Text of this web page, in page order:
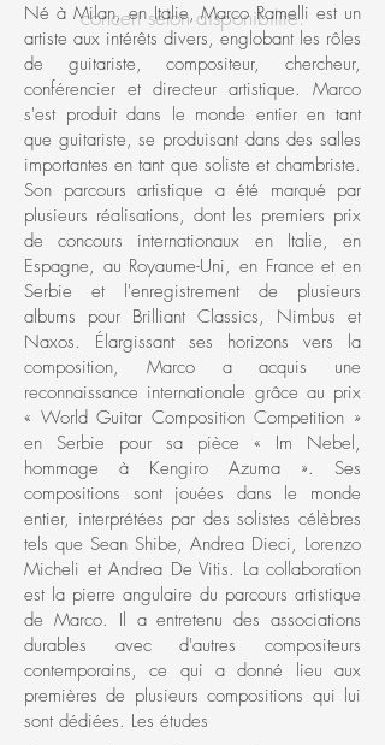
concert selon disponibilité.
Né à Milan, en Italie, Marco Ramelli est un
artiste aux intérêts divers, englobant les rôles
de guitariste, compositeur, chercheur,
conférencier et directeur artistique. Marco
s'est produit dans le monde entier en tant
que guitariste, se produisant dans des salles
importantes en tant que soliste et chambriste.
Son parcours artistique a été marqué par
plusieurs réalisations, dont les premiers prix
de concours internationaux en Italie, en
Espagne, au Royaume-Uni, en France et en
Serbie et l'enregistrement de plusieurs
albums pour Brilliant Classics, Nimbus et
Naxos. Élargissant ses horizons vers la
composition, Marco a acquis une
reconnaissance internationale grâce au prix
« World Guitar Composition Competition »
en Serbie pour sa pièce « Im Nebel,
hommage à Kengiro Azuma ». Ses
compositions sont jouées dans le monde
entier, interprétées par des solistes célèbres
tels que Sean Shibe, Andrea Dieci, Lorenzo
Micheli et Andrea De Vitis. La collaboration
est la pierre angulaire du parcours artistique
de Marco. Il a entretenu des associations
durables avec d'autres compositeurs
contemporains, ce qui a donné lieu aux
premières de plusieurs compositions qui lui
sont dédiées. Les études